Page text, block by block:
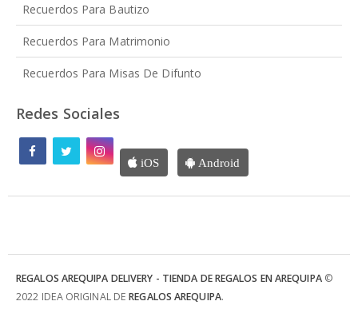
Recuerdos Para Bautizo
Recuerdos Para Matrimonio
Recuerdos Para Misas De Difunto
Redes Sociales
iOS Android
REGALOS AREQUIPA DELIVERY - TIENDA DE REGALOS EN AREQUIPA©
2022 IDEA ORIGINAL DEREGALOS AREQUIPA.